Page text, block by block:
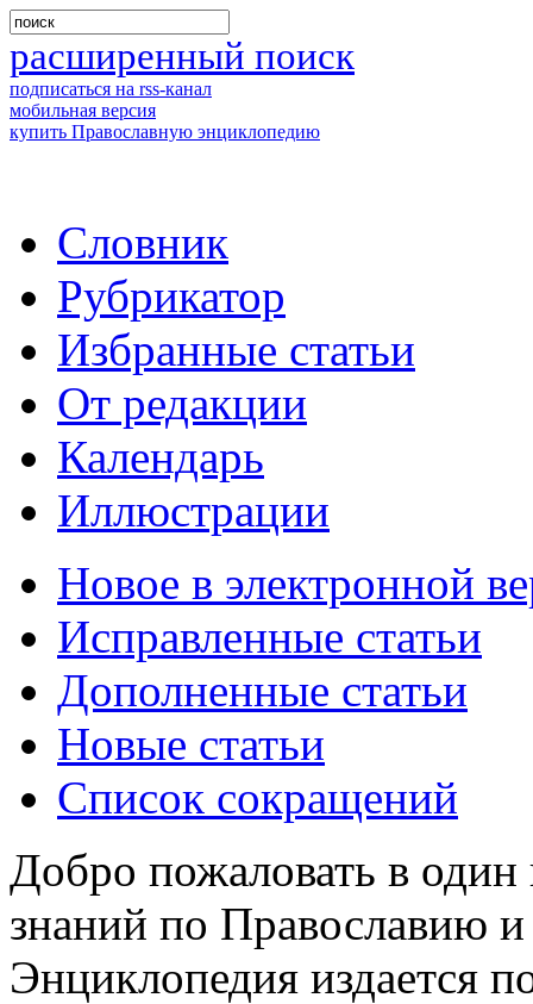
расширенный поиск
подписаться на rss-канал
мобильная версия
купить Православную энциклопедию
Словник
Рубрикатор
Избранные статьи
От редакции
Календарь
Иллюстрации
Новое в электронной
Исправленные статьи
Дополненные статьи
Новые статьи
Список сокращений
Добро пожаловать в
знаний по Православию
Энциклопедия издается